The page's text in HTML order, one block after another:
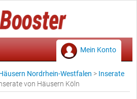
Mein Konto
Nordrhein-Westfalen > Inserate
von Häusern Köln